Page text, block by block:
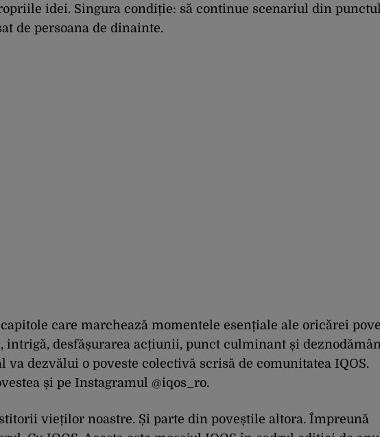
idei. Singura condiție: să continue scenariul din
de persoana de dinainte.
care marchează momentele esențiale ale oricărei
intrigă, desfășurarea acțiunii, punct culminant și
va dezvălui o poveste colectivă scrisă de comunitatea IQOS.
și pe Instagramul @iqos_ro.
vieților noastre. Și parte din poveștile altora. Împreună